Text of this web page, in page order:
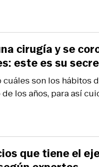
son los hábitos
los años, para así
cirugía y se
este es su
que tiene el